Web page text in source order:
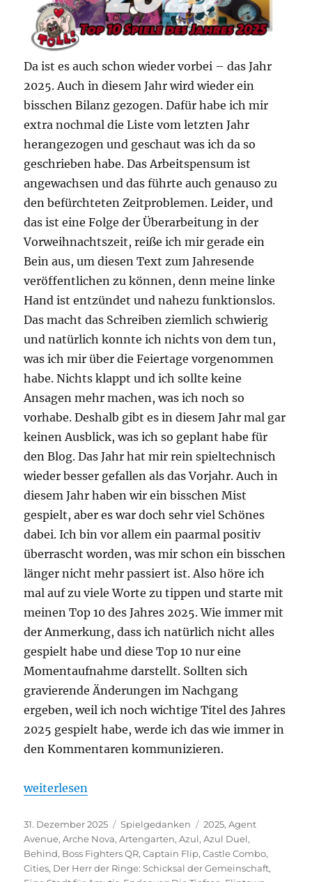
Da ist es auch schon wieder vorbei – das Jahr
2025. Auch in diesem Jahr wird wieder ein
bisschen Bilanz gezogen. Dafür habe ich mir
extra nochmal die Liste vom letzten Jahr
herangezogen und geschaut was ich da so
geschrieben habe. Das Arbeitspensum ist
angewachsen und das führte auch genauso zu
den befürchteten Zeitproblemen. Leider, und
das ist eine Folge der Überarbeitung in der
Vorweihnachtszeit, reiße ich mir gerade ein
Bein aus, um diesen Text zum Jahresende
veröffentlichen zu können, denn meine linke
Hand ist entzündet und nahezu funktionslos.
Das macht das Schreiben ziemlich schwierig
und natürlich konnte ich nichts von dem tun,
was ich mir über die Feiertage vorgenommen
habe. Nichts klappt und ich sollte keine
Ansagen mehr machen, was ich noch so
vorhabe. Deshalb gibt es in diesem Jahr mal gar
keinen Ausblick, was ich so geplant habe für
den Blog. Das Jahr hat mir rein spieltechnisch
wieder besser gefallen als das Vorjahr. Auch in
diesem Jahr haben wir ein bisschen Mist
gespielt, aber es war doch sehr viel Schönes
dabei. Ich bin vor allem ein paarmal positiv
überrascht worden, was mir schon ein bisschen
länger nicht mehr passiert ist. Also höre ich
mal auf zu viele Worte zu tippen und starte mit
meinen Top 10 des Jahres 2025. Wie immer mit
der Anmerkung, dass ich natürlich nicht alles
gespielt habe und diese Top 10 nur eine
Momentaufnahme darstellt. Sollten sich
gravierende Änderungen im Nachgang
ergeben, weil ich noch wichtige Titel des Jahres
2025 gespielt habe, werde ich das wie immer in
den Kommentaren kommunizieren.
„Spiele des Jahres 2025“
weiterlesen
Veröffentlicht
am
31. Dezember 2025 Kategorien
Spielgedanken Schlagwörter
2025,Agent
Avenue,Arche Nova,Artengarten,Azul,Azul Duel,
Behind, Boss Fighters QR,Captain Flip,Castle Combo,
Cities, Der Herr der Ringe: Schicksal der Gemeinschaft,